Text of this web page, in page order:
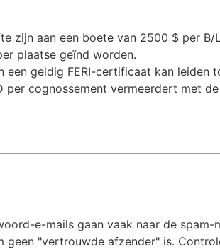
zijn aan een boete van 2500 $ per B/
plaatse geïnd worden.
een geldig FERI-certificaat kan leiden
per cognossement vermeerdert met de
e-mails gaan vaak naar de spam-
geen "vertrouwde afzender" is.